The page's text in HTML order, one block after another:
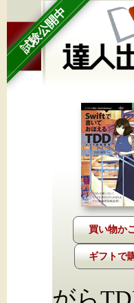
試験公開中
ギフトで